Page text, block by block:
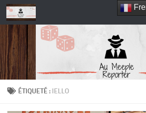
Skip to content
ÉTIQUETÉ : IELLO